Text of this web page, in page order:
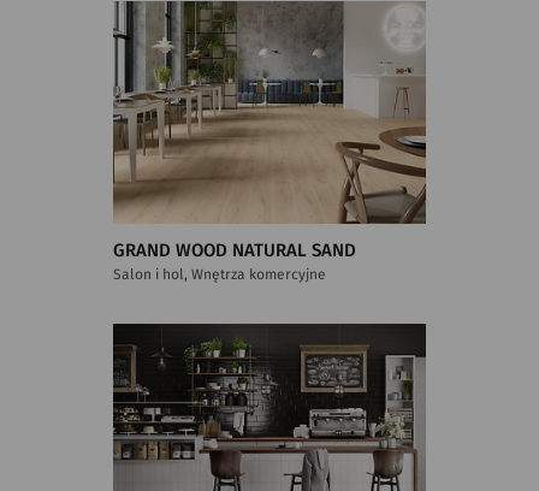
GRAND WOOD NATURAL SAND
Salon i hol, Wnętrza komercyjne